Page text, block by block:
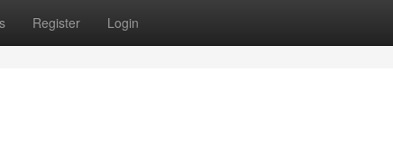
Register Login